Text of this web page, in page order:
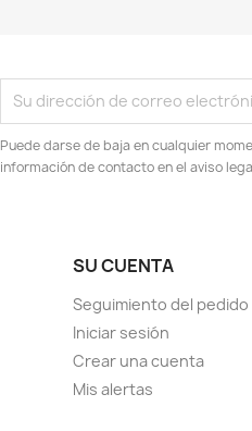
Puede darse de baja en cualquier
información de contacto en el aviso
SU CUENTA
Seguimiento del pedido
Iniciar sesión
Crear una cuenta
Mis alertas